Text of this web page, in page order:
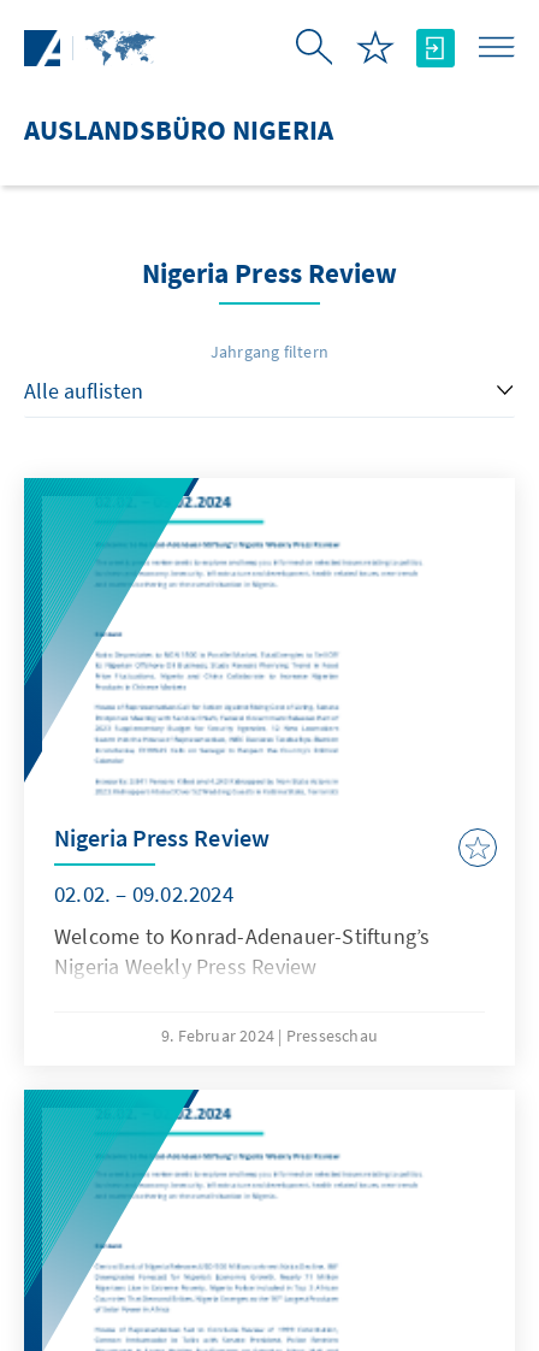
AUSLANDSBÜRO NIGERIA
Nigeria Press Review
Jahrgang filtern
Nigeria Press Review
02.02. – 09.02.2024
Welcome to Konrad-Adenauer-Stiftung’s
Nigeria Weekly Press Review
9. Februar 2024 Presseschau